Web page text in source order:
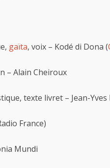
gaïta, voix – Kodé di Dona (
– Alain Cheiroux
texte livret – Jean-Yves
France)
Mundi